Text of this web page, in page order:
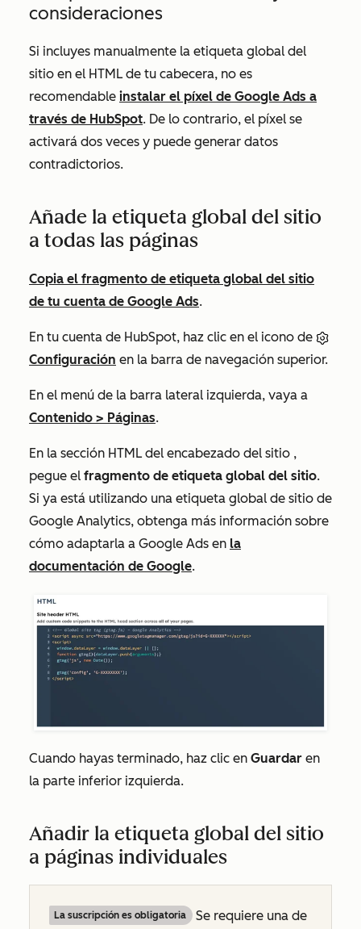
consideraciones
Si incluyes manualmente la etiqueta global del
sitio en el HTML de tu cabecera, no es
recomendable instalar el píxel de Google Ads a
través de HubSpot. De lo contrario, el píxel se
activará dos veces y puede generar datos
contradictorios.
Añade la etiqueta global del sitio
a todas las páginas
Copia el fragmento de etiqueta global del sitio
de tu cuenta de Google Ads.
En tu cuenta de HubSpot, haz clic en el icono de
Configuración en la barra de navegación superior.
En el menú de la barra lateral izquierda, vaya a
Contenido > Páginas.
En la sección HTML del encabezado del sitio ,
pegue el fragmento de etiqueta global del sitio.
Si ya está utilizando una etiqueta global de sitio de
Google Analytics, obtenga más información sobre
cómo adaptarla a Google Ads en la
documentación de Google.
Cuando hayas terminado, haz clic en Guardar en
la parte inferior izquierda.
Añadir la etiqueta global del sitio
a páginas individuales
La suscripción es obligatoria
Se requiere una de